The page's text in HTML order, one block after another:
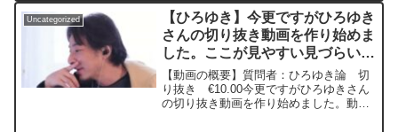
見や絶対禁止という意見。様々な意見が
ネットに飛び交っていますよね。私は絶
対禁止派ですが、相手がするならバレな
いでねと思います。元動画：能登半島に
最大同時接続✖️30円の寄付をするよ、そ
の２。ジョージアワインを呑みながら。
2024/01/11 J22
https://www.youtube.com/watch?
Uncategorized
【ひろゆき】今更ですがひろゆき
さんの切り抜き動画を作り始めま
した。ここが見やすい見づらいや
こういう話題についてみてみたい
等意見が欲しいです。ー ひろゆ
き切り抜き 20250312
【動画の概要】質問者：ひろゆき論 切
り抜き €10.00今更ですがひろゆきさん
の切り抜き動画を作り始めました。動画